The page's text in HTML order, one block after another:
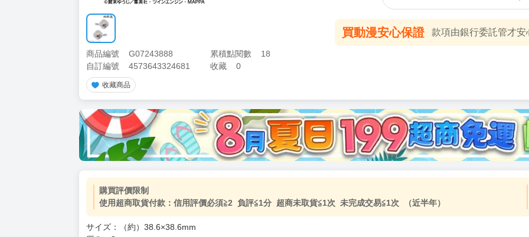
商品編號 G07243888 累積點閱數
18
自訂編號
4573643324681 收藏 0
收藏商品
買動漫安心保證 款項由銀行委託管才安
加價購 ( 共
(加購品) 買動漫★《$15元-加固紙箱包裝》